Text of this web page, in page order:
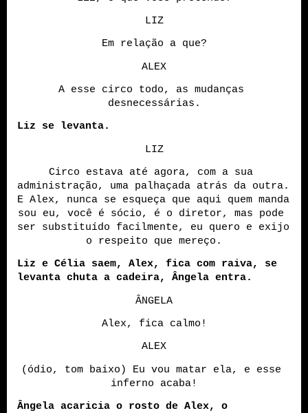
LIZ
Em relação a que?
ALEX
A esse circo todo, as mudanças
desnecessárias.
Liz se levanta.
LIZ
Circo estava até agora, com a sua
administração, uma palhaçada atrás da outra.
E Alex, nunca se esqueça que aqui quem manda
sou eu, você é sócio, é o diretor, mas pode
ser substituído facilmente, eu quero e exijo
o respeito que mereço.
Liz e Célia saem, Alex, fica com raiva, se
levanta chuta a cadeira, Ângela entra.
ÂNGELA
Alex, fica calmo!
ALEX
(ódio, tom baixo) Eu vou matar ela, e esse
inferno acaba!
Ângela acaricia o rosto de Alex, o